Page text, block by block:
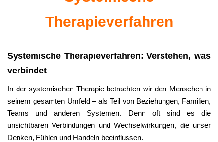
Therapieverfahren
Systemische Therapieverfahren: Verstehen, was
verbindet
In der systemischen Therapie betrachten wir den Menschen in
seinem gesamten Umfeld – als Teil von Beziehungen, Familien,
Teams und anderen Systemen. Denn oft sind es die
unsichtbaren Verbindungen und Wechselwirkungen, die unser
Denken, Fühlen und Handeln beeinflussen.